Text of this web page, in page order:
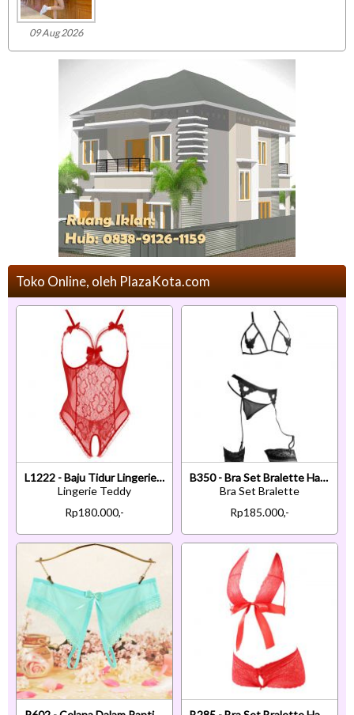
09 Aug 2026
Toko Online, oleh PlazaKota.com
L1222 - Baju Tidur Lingerie Teddy Bodysuit Dress Merah Transparan Open Cup Crotchless
Lingerie Teddy
Rp180.000,-
B350 - Bra Set Bralette Halter Open Cup Hitam Transparan Celana Dalam Garter Belt Stocking
Bra Set Bralette
Rp185.000,-